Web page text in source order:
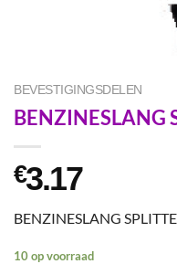
BEVESTIGINGSDELEN
BENZINESLANG
€3.17
BENZINESLANG
10 op voorraad